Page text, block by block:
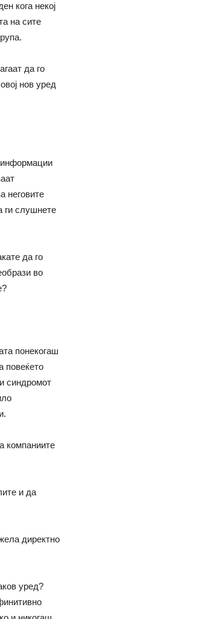
кога некој
на сите
да го
нов уред
информации
неговите
ги слушнете
да го
во
понекогаш
повеќето
синдромот
компаниите
и да
директно
уред?